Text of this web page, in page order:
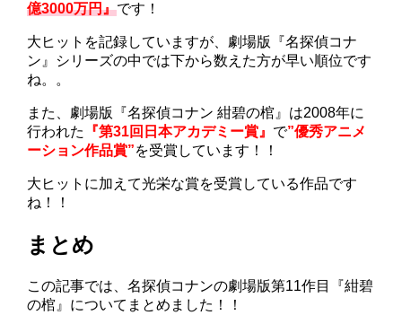
億3000万円』です！
大ヒットを記録していますが、劇場版『名探偵コナ
ン』シリーズの中では下から数えた方が早い順位です
ね。。
また、劇場版『名探偵コナン 紺碧の棺』は2008年に
行われた
『第31回日本アカデミー賞』 で”優秀アニメ
ーション作品賞”を受賞しています！！
大ヒットに加えて光栄な賞を受賞している作品です
ね！！
まとめ
この記事では、名探偵コナンの劇場版第11作目『紺碧
の棺』についてまとめました！！